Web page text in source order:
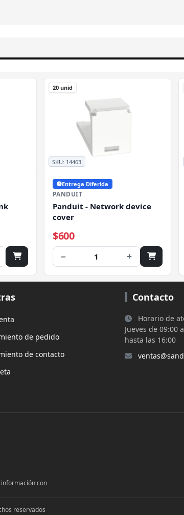
SKU: 14463
20 unid
Entrega Diferida
PANDUIT
Panduit - Network device
cover
$600
− 1 +
de pedido
de contacto
Contacto
Horario de
Jueves de 09:00
hasta las 16:00
con
reservados